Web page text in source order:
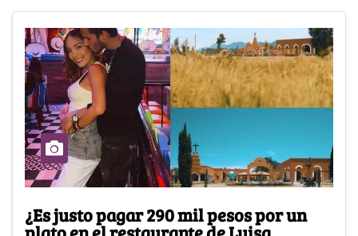
¿Es justo pagar 290 mil pesos por un